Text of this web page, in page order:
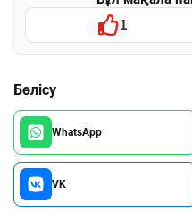
1
Бөлісу
WhatsApp
VK